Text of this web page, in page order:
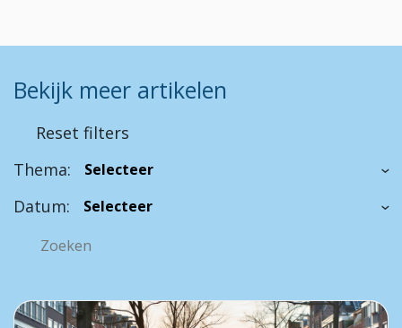
Bekijk meer artikelen
Reset filters
Thema:
Datum: